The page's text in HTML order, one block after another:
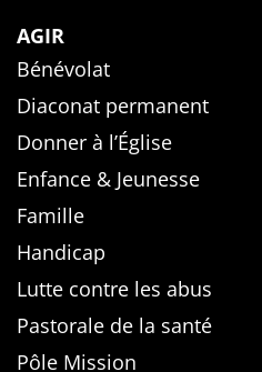
AGIR
Bénévolat
Diaconat permanent
Donner à l’Église
Enfance & Jeunesse
Famille
Handicap
Lutte contre les abus
Pastorale de la santé
Pôle Mission